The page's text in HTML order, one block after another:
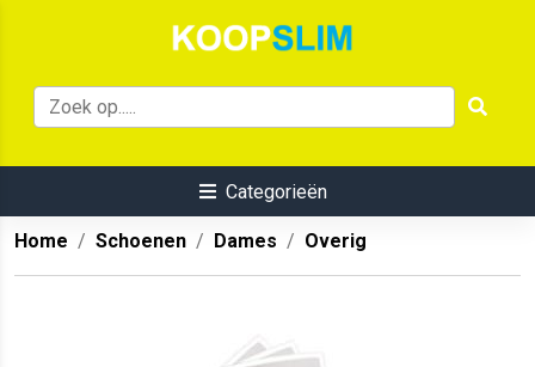
Categorieën
Home Schoenen Dames Overig